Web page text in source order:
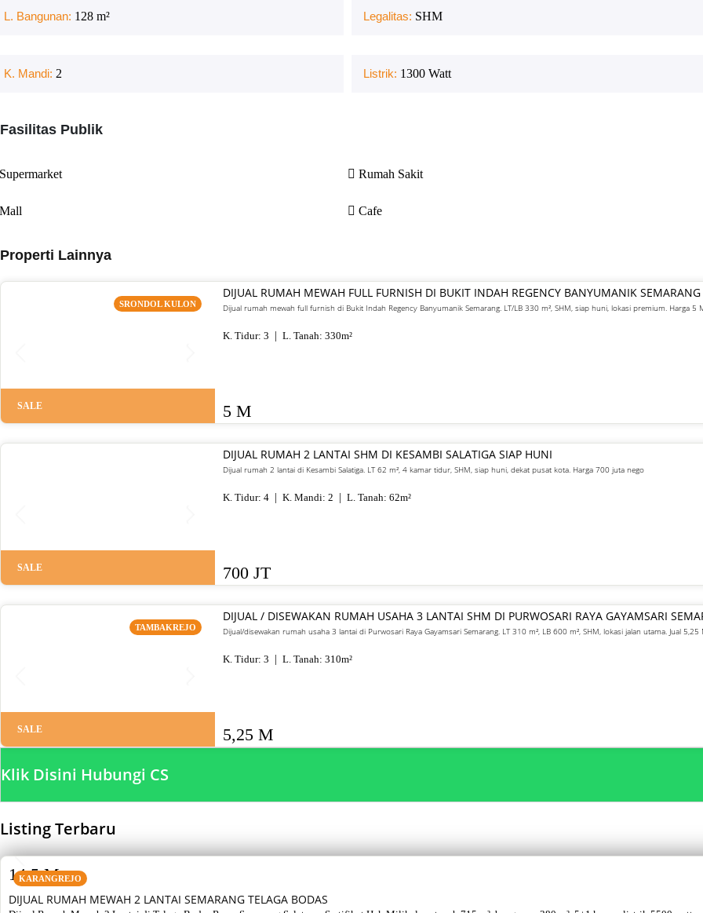
L. Bangunan: 128 m² Legalitas: SHM
K. Mandi: 2 Listrik: 1300 Watt
Fasilitas Publik
Supermarket Rumah Sakit
Mall Cafe
Properti Lainnya
SRONDOL KULON
SALE
DIJUAL RUMAH MEWAH FULL FURNISH DI BUKIT INDAH REGENCY BANYUMANIK SEMARANG
Dijual rumah mewah full furnish di Bukit Indah Regency Banyumanik Semarang. LT/LB 330 m², SHM, siap huni, lokasi premium. Harga 5
K. Tidur: 3 L. Tanah: 330m²
5 M
SALE
DIJUAL RUMAH 2 LANTAI SHM DI KESAMBI SALATIGA SIAP HUNI
Dijual rumah 2 lantai di Kesambi Salatiga. LT 62 m², 4 kamar tidur, SHM, siap huni, dekat pusat kota. Harga 700 juta nego
K. Tidur: 4 K. Mandi: 2 L. Tanah: 62m²
700 JT
TAMBAKREJO
SALE
DIJUAL / DISEWAKAN RUMAH USAHA 3 LANTAI SHM DI PURWOSARI RAYA GAYAMSARI
Dijual/disewakan rumah usaha 3 lantai di Purwosari Raya Gayamsari Semarang. LT 310 m², LB 600 m², SHM, lokasi jalan utama. Jual
K. Tidur: 3 L. Tanah: 310m²
5,25 M
Klik Disini Hubungi CS
Listing Terbaru
KARANGREJO
DIJUAL RUMAH MEWAH 2 LANTAI SEMARANG TELAGA BODAS
14,5 M